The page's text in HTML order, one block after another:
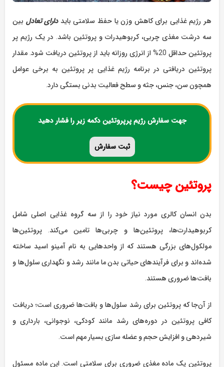
هر رژیم غذایی برای کاهش وزن یا حفظ سلامتی بایددارای تعادل بین
سه درشت مغذی چربی، کربوهیدرات و پروتئین باشد. در یک رژیم پر
پروتئین حداقل 20%‌ از انرژی روزانه باید از پروتئین دریافت شود. مقدار
پروتئین دریافتی در برنامه رژیم غذایی پر پروتئین به برخی عوامل
همچون سن، جنس، جثه و سطح فعالیت بدنی بستگی دارد.
جهت سفارش رژیم پرپروتئین دکمه زیر را فشار دهید
ثبت سفارش
پروتئین چیست؟
بدن انسان کالری مورد نیاز خود را از سه گروه غذایی اصلی شامل
کربوهیدارت‌ها، پروتئین‌ها و چربی‌ها تامین می‌کند. پروتئین‌ها
مولکول‌های بزرگی هستند که از واحدهایی به نام آمینو اسید ساخته
شده‌اند و برای فرآیندهای حیاتی بدن ما مانند رشد و نگهداری سلول‌ها و
بافت‌ها ضروری هستند.
از آن‌جا که پروتئین برای رشد سلول‌ها و بافت‌ها ضروری است؛ دریافت
کافی پروتئین در دوره‌های رشد مانند کودکی، نوجوانی، بارداری و
شیردهی و افزایش حجم و عضله سازی بسیار مهم است.
پروتئین یک ماده مغذی ضروری برای سلامتی است. این ماده مسئول